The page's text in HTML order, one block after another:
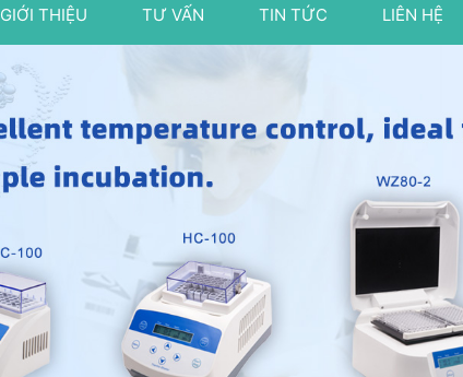
GIỚI THIỆU TƯ VẤN TIN TỨC LIÊN HỆ